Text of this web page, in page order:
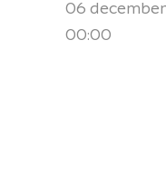
06
00:00